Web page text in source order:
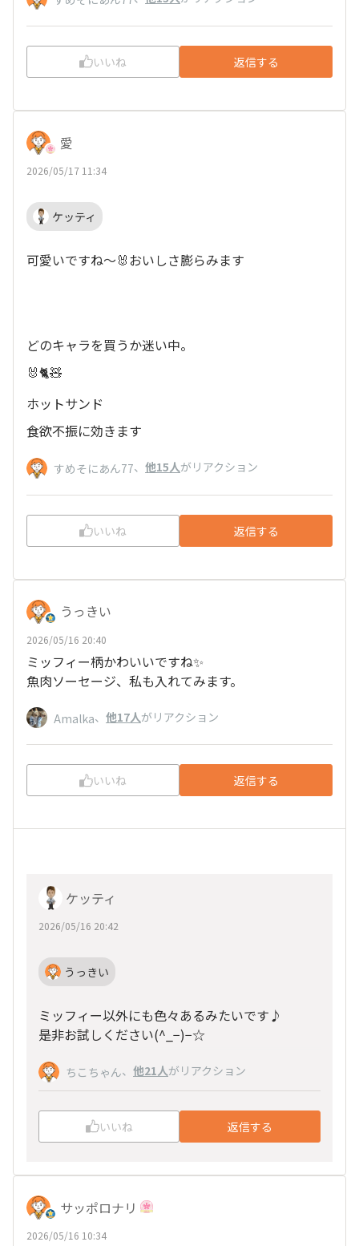
いいね 返信する
愛
2026/05/17 11:34
ケッティ
可愛いですね～🐰おいしさ膨らみます
どのキャラを買うか迷い中。
🐰🐈️🧸
ホットサンド
食欲不振に効きます
すめそにあん77、 他15人がリアクション
いいね 返信する
うっきい
2026/05/16 20:40
ミッフィー柄かわいいですね✨
魚肉ソーセージ、私も入れてみます。
Amalka、 他17人がリアクション
いいね 返信する
ケッティ
2026/05/16 20:42
うっきい
ミッフィー以外にも色々あるみたいです♪
是非お試しください(^_−)−☆
ちこちゃん、 他21人がリアクション
いいね 返信する
サッポロナリ
2026/05/16 10:34